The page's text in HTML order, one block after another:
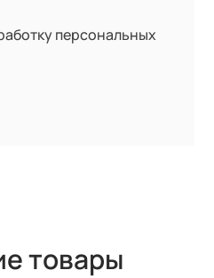
персональных
товары